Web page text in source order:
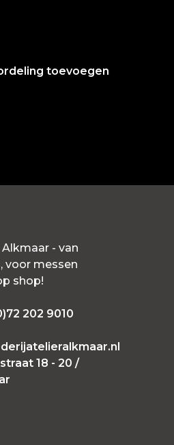
toevoegen
- van
voor messen
shop!
202 9010
18 - 20 /